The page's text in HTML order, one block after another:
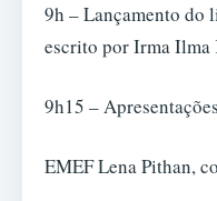
9h – Lançamento do
escrito por Irma Ilma
9h15 – Apresentações
EMEF Lena Pithan,